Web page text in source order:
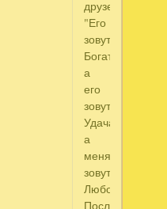
друзей:
"Его
зовут
Богатство,
а
его
зовут
Удача,
а
меня
зовут
Любовь."
После